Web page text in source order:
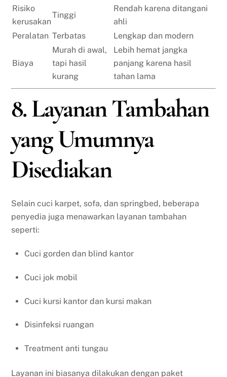
Risiko
kerusakan
Tinggi
Rendah karena ditangani
ahli
Peralatan Terbatas Lengkap dan modern
Biaya
Murah di awal,
tapi hasil
kurang
Lebih hemat jangka
panjang karena hasil
tahan lama
8. Layanan Tambahan
yang Umumnya
Disediakan
Selain cuci karpet, sofa, dan springbed, beberapa
penyedia juga menawarkan layanan tambahan
seperti:
Cuci gorden dan blind kantor
Cuci jok mobil
Cuci kursi kantor dan kursi makan
Disinfeksi ruangan
Treatment anti tungau
Layanan ini biasanya dilakukan dengan paket